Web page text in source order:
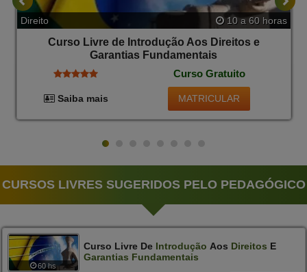
Direito 10 a 60 horas
Curso Livre de Introdução Aos Direitos e
Garantias Fundamentais
Curso Gratuito
Saiba mais MATRICULAR
CURSOS LIVRES SUGERIDOS PELO PEDAGÓGICO
60 hs
Curso Livre De Introdução Aos Direitos E
Garantias Fundamentais